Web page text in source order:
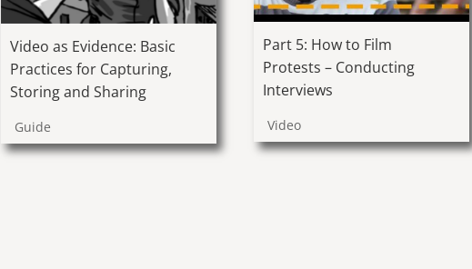
Video as Evidence: Basic
Practices for Capturing,
Storing and Sharing
Guide
Part 5: How to Film
Protests – Conducting
Interviews
Video